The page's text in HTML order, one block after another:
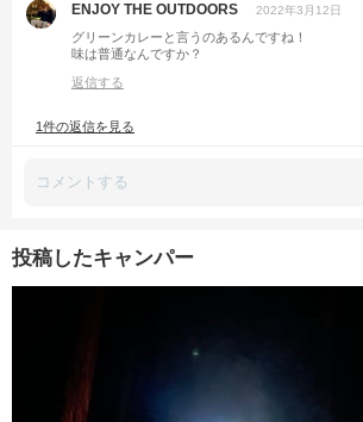
ENJOY THE OUTDOORS 2022年3月12日
グリーンカレーと言うのあるんですね！
味は普通なんですか？
返信する
1件の返信を見る
投稿したキャンパー